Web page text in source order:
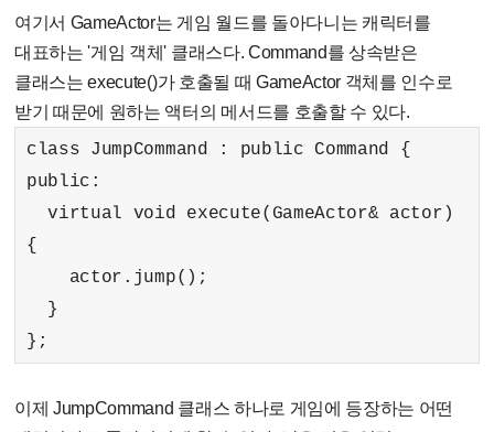
여기서 GameActor는 게임 월드를 돌아다니는 캐릭터를
대표하는 '게임 객체' 클래스다. Command를 상속받은
클래스는 execute()가 호출될 때 GameActor 객체를 인수로
받기 때문에 원하는 액터의 메서드를 호출할 수 있다.
class JumpCommand : public Command {
public:
virtual void execute(GameActor& actor)
{
actor.jump();
}
};
이제 JumpCommand 클래스 하나로 게임에 등장하는 어떤